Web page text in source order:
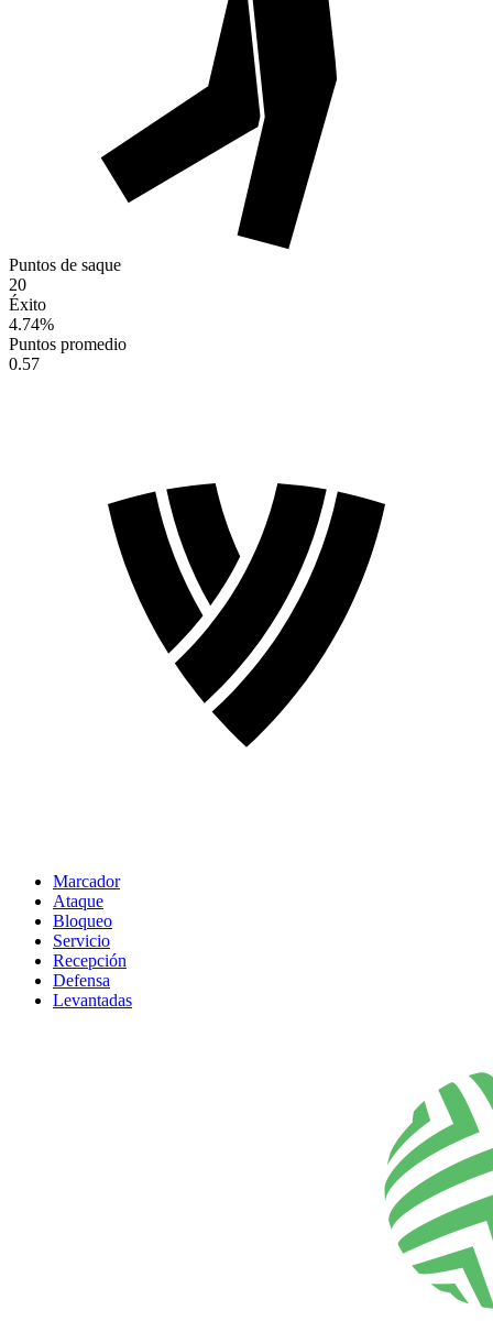
Puntos de saque
20
Éxito
4.74%
Puntos promedio
0.57
Marcador
Ataque
Bloqueo
Servicio
Recepción
Defensa
Levantadas